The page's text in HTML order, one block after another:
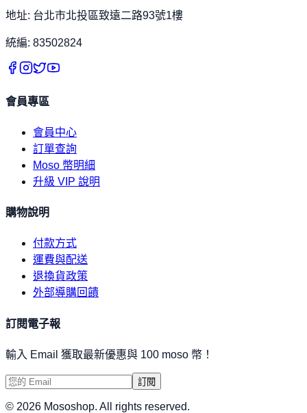
地址: 台北市北投區致遠二路93號1樓
統編: 83502824
會員專區
會員中心
訂單查詢
Moso 幣明細
升級 VIP 說明
購物說明
付款方式
運費與配送
退換貨政策
外部導購回饋
訂閱電子報
輸入 Email 獲取最新優惠與 100 moso 幣！
訂閱
© 2026 Mososhop. All rights reserved.